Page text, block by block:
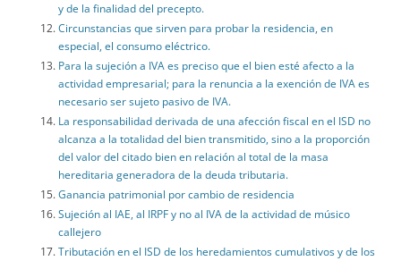
y de la finalidad del precepto.
Circunstancias que sirven para probar la residencia, en
especial, el consumo eléctrico.
Para la sujeción a IVA es preciso que el bien esté afecto a la
actividad empresarial; para la renuncia a la exención de IVA es
necesario ser sujeto pasivo de IVA.
La responsabilidad derivada de una afección fiscal en el ISD no
alcanza a la totalidad del bien transmitido, sino a la proporción
del valor del citado bien en relación al total de la masa
hereditaria generadora de la deuda tributaria.
Ganancia patrimonial por cambio de residencia
Sujeción al IAE, al IRPF y no al IVA de la actividad de músico
callejero
Tributación en el ISD de los heredamientos cumulativos y de los